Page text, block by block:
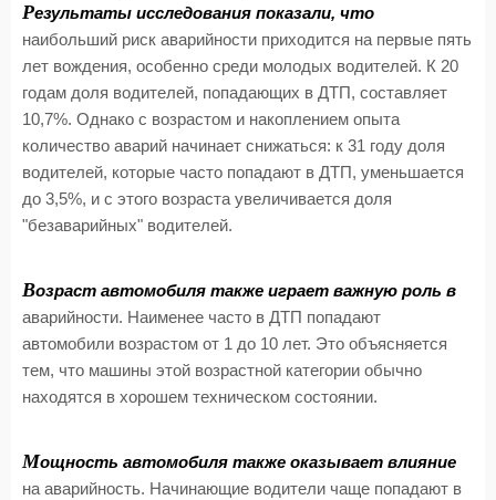
Результаты исследования показали, что
наибольший риск аварийности приходится на первые пять
лет вождения, особенно среди молодых водителей. К 20
годам доля водителей, попадающих в ДТП, составляет
10,7%. Однако с возрастом и накоплением опыта
количество аварий начинает снижаться: к 31 году доля
водителей, которые часто попадают в ДТП, уменьшается
до 3,5%, и с этого возраста увеличивается доля
"безаварийных" водителей.
Возраст автомобиля также играет важную роль в
аварийности. Наименее часто в ДТП попадают
автомобили возрастом от 1 до 10 лет. Это объясняется
тем, что машины этой возрастной категории обычно
находятся в хорошем техническом состоянии.
Мощность автомобиля также оказывает влияние
на аварийность. Начинающие водители чаще попадают в